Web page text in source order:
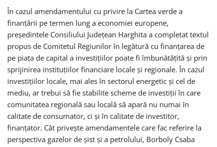
În cazul amendamentului cu privire la Cartea verde a
finanțării pe termen lung a economiei europene,
președintele Consiliului Județean Harghita a completat textul
propus de Comitetul Regiunilor în legătură cu finanțarea de
pe piața de capital a investițiilor poate fi îmbunătățită și prin
sprijinirea instituțiilor financiare locale și regionale. În cazul
investițiilor locale, mai ales în sectorul energetic și cel de
mediu, ar trebui să fie stabilite scheme de investiții în care
comunitatea regională sau locală să apară nu numai în
calitate de consumator, ci și în calitate de investitor,
finanțator. Cât privește amendamentele care fac referire la
perspectiva gazelor de șist și a petrolului, Borboly Csaba